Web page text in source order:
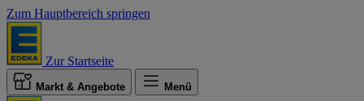
Zum Hauptbereich springen
Zur Startseite
Markt & Angebote Menü